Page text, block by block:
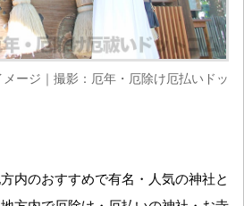
ージ｜撮影：厄年・厄除け厄払いドッ
内のおすすめで有名・人気の神社と